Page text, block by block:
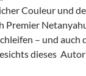
Couleur und
Premier
– und auch
dieses